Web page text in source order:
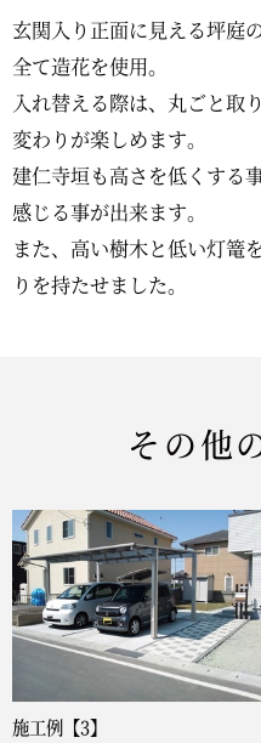
玄関入り正面に見える坪庭
全て造花を使用。
入れ替える際は、丸ごと取
変わりが楽しめます。
建仁寺垣も高さを低くする
感じる事が出来ます。
また、高い樹木と低い灯篭
りを持たせました。
その他
施工例【3】